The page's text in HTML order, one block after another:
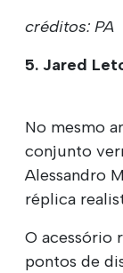
créditos: PA
5. Jared
No mesmo
conjunto
Alessandro
réplica
O acessório
pontos de